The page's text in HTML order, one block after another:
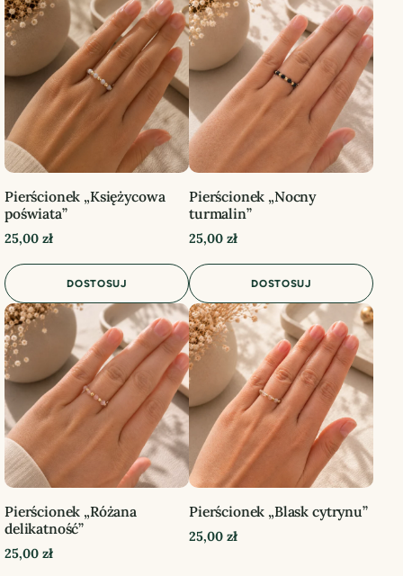
Pierścionek „Księżycowa
poświata”
25,00 zł
DOSTOSUJ
Pierścionek „Nocny
turmalin”
25,00 zł
DOSTOSUJ
Pierścionek „Różana
delikatność”
25,00 zł
Pierścionek „Blask cytrynu”
25,00 zł